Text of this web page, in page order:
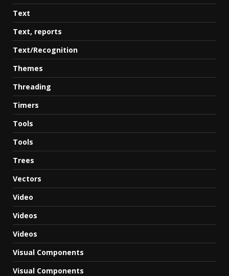
Text
Text, reports
Text/Recognition
Themes
Threading
Timers
Tools
Tools
Trees
Vectors
Video
Videos
Videos
Visual Components
Visual Components